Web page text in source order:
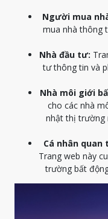
Người mua
mua nhà thông
Nhà đầu tư:
tư thông tin và
Nhà môi giới
cho các nhà
nhật thị trường
Cá nhân
Trang web này
trường bất